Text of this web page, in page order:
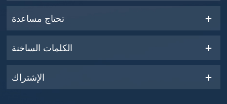
تحتاج مساعدة
الكلمات الساخنة
الإشتراك